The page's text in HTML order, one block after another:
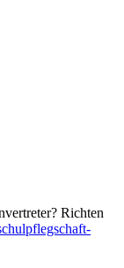
Richten